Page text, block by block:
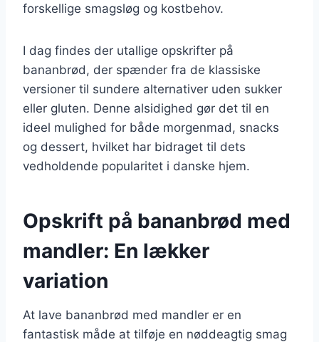
forskellige smagsløg og kostbehov.
I dag findes der utallige opskrifter på
bananbrød, der spænder fra de klassiske
versioner til sundere alternativer uden sukker
eller gluten. Denne alsidighed gør det til en
ideel mulighed for både morgenmad, snacks
og dessert, hvilket har bidraget til dets
vedholdende popularitet i danske hjem.
Opskrift på bananbrød med
mandler: En lækker
variation
At lave bananbrød med mandler er en
fantastisk måde at tilføje en nøddeagtig smag